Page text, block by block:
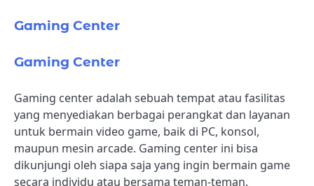
Gaming Center
Gaming Center
Gaming center adalah sebuah tempat atau fasilitas
yang menyediakan berbagai perangkat dan layanan
untuk bermain video game, baik di PC, konsol,
maupun mesin arcade. Gaming center ini bisa
dikunjungi oleh siapa saja yang ingin bermain game
secara individu atau bersama teman-teman.